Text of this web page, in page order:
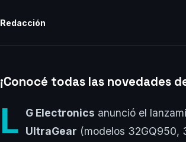
Redacción
¡Conocé todas las novedades
L G Electronics anunció el
UltraGear (modelos 32GQ950,